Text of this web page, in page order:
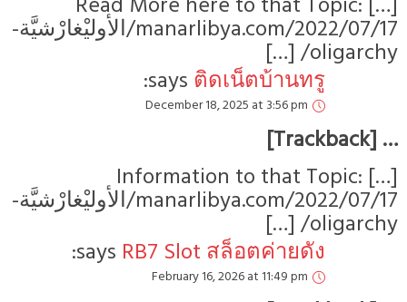
manarlibya.com/2022/07/17/الأوليْغارْشيَّة-
manarlibya.com/2022/07/17/الأوليْغارْشيَّة-